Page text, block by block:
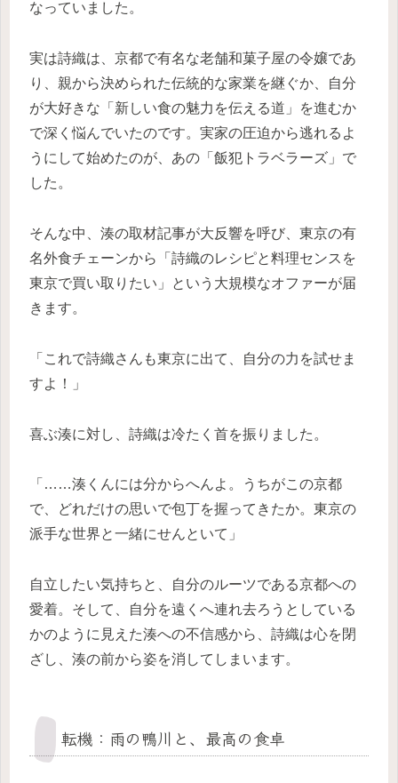
なっていました。
実は詩織は、京都で有名な老舗和菓子屋の令嬢であ
り、親から決められた伝統的な家業を継ぐか、自分
が大好きな「新しい食の魅力を伝える道」を進むか
で深く悩んでいたのです。実家の圧迫から逃れるよ
うにして始めたのが、あの「飯犯トラベラーズ」で
した。
そんな中、湊の取材記事が大反響を呼び、東京の有
名外食チェーンから「詩織のレシピと料理センスを
東京で買い取りたい」という大規模なオファーが届
きます。
「これで詩織さんも東京に出て、自分の力を試せま
すよ！」
喜ぶ湊に対し、詩織は冷たく首を振りました。
「……湊くんには分からへんよ。うちがこの京都
で、どれだけの思いで包丁を握ってきたか。東京の
派手な世界と一緒にせんといて」
自立したい気持ちと、自分のルーツである京都への
愛着。そして、自分を遠くへ連れ去ろうとしている
かのように見えた湊への不信感から、詩織は心を閉
ざし、湊の前から姿を消してしまいます。
転機：雨の鴨川と、最高の食卓